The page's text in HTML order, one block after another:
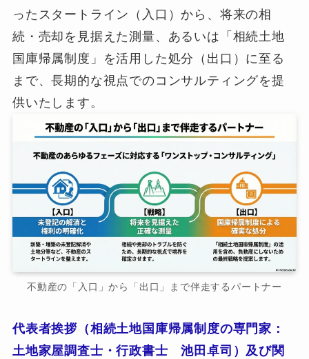
ったスタートライン（入口）から、将来の相
続・売却を見据えた測量、あるいは「相続土地
国庫帰属制度」を活用した処分（出口）に至る
まで、長期的な視点でのコンサルティングを提
供いたします。
不動産の「入口」から「出口」まで伴走するパートナー
代表者挨拶（相続土地国庫帰属制度の専門家：
土地家屋調査士・行政書士 池田卓司）及び関